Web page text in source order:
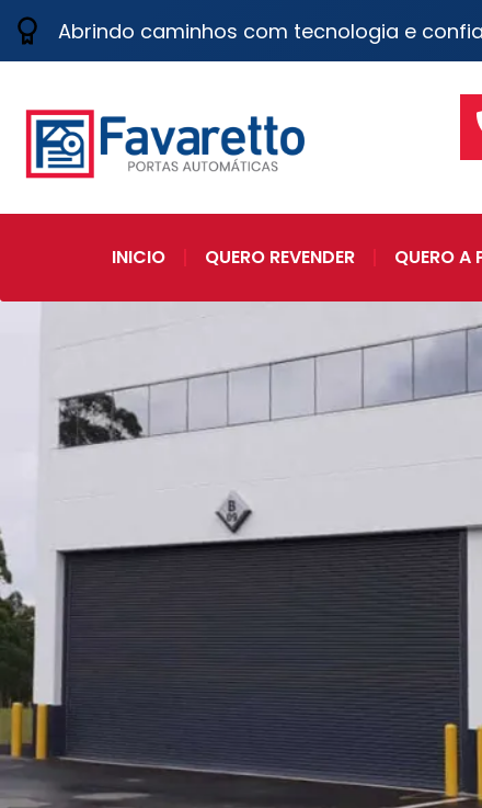
Abrindo caminhos com tecnologia e
INICIO QUERO REVENDER QUERO A